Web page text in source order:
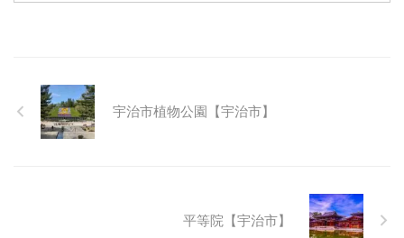
宇治市植物公園【宇治市】
平等院【宇治市】